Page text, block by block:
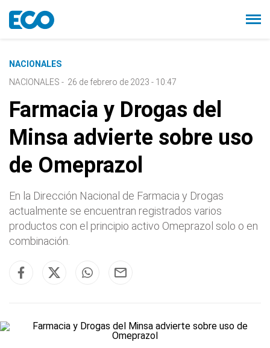
NACIONALES
NACIONALES - 26 de febrero de 2023 - 10:47
Farmacia y Drogas del
Minsa advierte sobre uso
de Omeprazol
En la Dirección Nacional de Farmacia y Drogas
actualmente se encuentran registrados varios
productos con el principio activo Omeprazol solo o en
combinación.